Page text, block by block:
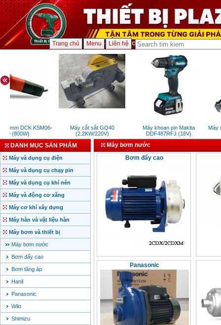
Trang chủ Menu Liên hệ
DCK KSM06-
(800W)
Máy cắt sắt GQ40
(2.2KW/220V)
Máy khoan pin Makita
DDF487RFJ (18V)
Máy
DANH MỤC SẢN PHẨM
Máy và dụng cụ điện
Máy và dụng cụ chạy pin
Máy và dụng cụ khí nén
Máy và động cơ xăng
Máy cơ khí xây dựng
Máy hàn và vật liệu hàn
Máy bơm và thiết bị
Máy bơm nước
Bơm đẩy cao
Bơm tăng áp
Hanil
Panasonic
Wilo
Shimizu
Máy bơm nước
Bơm đẩy cao
Panasonic